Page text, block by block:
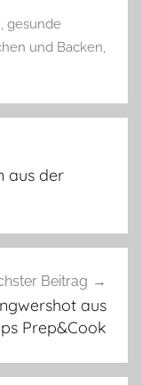
, gesunde
und Backen,
aus der
Beitrag
aus
Prep&Cook